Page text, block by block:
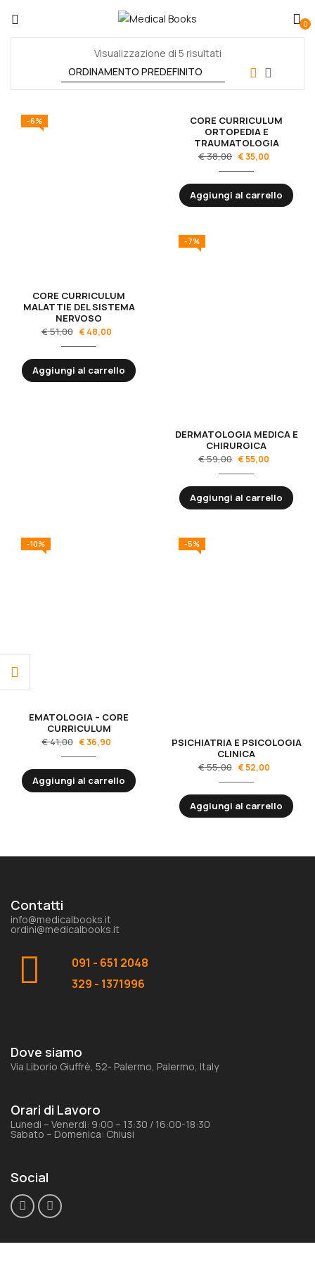
0
Visualizzazione di 5 risultati
-6%
CORE CURRICULUM
MALATTIE DEL SISTEMA
NERVOSO
€51,00 €48,00
Aggiungi al carrello
-8%
CORE CURRICULUM
ORTOPEDIA E
TRAUMATOLOGIA
€38,00 €35,00
Aggiungi al carrello
-7%
DERMATOLOGIA MEDICA E
CHIRURGICA
€59,00 €55,00
Aggiungi al carrello
-10%
EMATOLOGIA – CORE
CURRICULUM
€41,00 €36,90
Aggiungi al carrello
-5%
PSICHIATRIA E PSICOLOGIA
CLINICA
€55,00 €52,00
Aggiungi al carrello
Contatti
info@medicalbooks.it
ordini@medicalbooks.it
091 - 651 2048
329 - 1371996
Dove siamo
Via Liborio Giuffrè, 52- Palermo, Palermo, Italy
Orari di Lavoro
Lunedi – Venerdi: 9:00 – 13:30 / 16:00-18:30
Sabato – Domenica: Chiusi
Social